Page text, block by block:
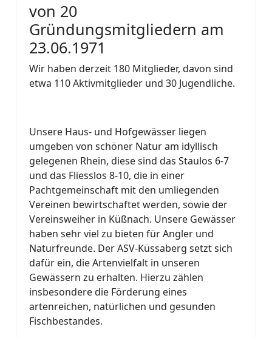
von 20
Gründungsmitgliedern am
23.06.1971
Wir haben derzeit 180 Mitglieder, davon sind
etwa 110 Aktivmitglieder und 30 Jugendliche.
Unsere Haus- und Hofgewässer liegen
umgeben von schöner Natur am idyllisch
gelegenen Rhein, diese sind das Staulos 6-7
und das Fliesslos 8-10, die in einer
Pachtgemeinschaft mit den umliegenden
Vereinen bewirtschaftet werden, sowie der
Vereinsweiher in Küßnach. Unsere Gewässer
haben sehr viel zu bieten für Angler und
Naturfreunde. Der ASV-Küssaberg setzt sich
dafür ein, die Artenvielfalt in unseren
Gewässern zu erhalten. Hierzu zählen
insbesondere die Förderung eines
artenreichen, natürlichen und gesunden
Fischbestandes.